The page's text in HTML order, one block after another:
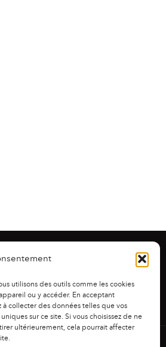
utilisons des outils comme les cookies
ou y accéder. En acceptant
à collecter des données telles que vos
sur ce site. Si vous choisissez de ne
ultérieurement, cela pourrait affecter